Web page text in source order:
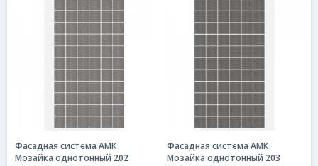
Фасадная система АМК
Мозайка однотонный 202
Фасадная система АМК
Мозайка однотонный 203